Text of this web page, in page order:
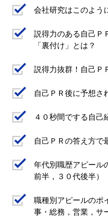
会社研究はこのよう
説得力のある自己Ｐ
「裏付け」とは？
説得力抜群！自己Ｐ
自己ＰＲ後に予想さ
４０秒間でする自己
自己ＰＲの答え方で
年代別職歴アピール
前半，３０代後半）
職種別アピールのポ
事・総務，営業，サ